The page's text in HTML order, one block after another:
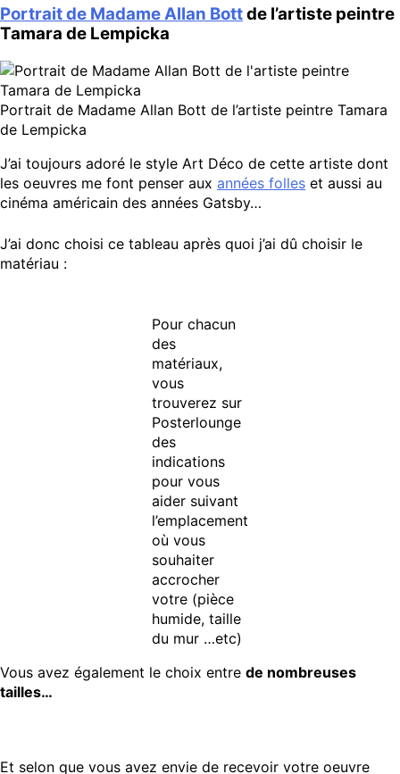
Portrait de Madame Allan Bottde l’artiste peintre
Tamara de Lempicka
Portrait de Madame Allan Bott de l’artiste peintre Tamara
de Lempicka
J’ai toujours adoré le style Art Déco de cette artiste dont
les oeuvres me font penser aux années folles et aussi au
cinéma américain des années Gatsby…
J’ai donc choisi ce tableau après quoi j’ai dû choisir le
matériau :
Pour chacun
des
matériaux,
vous
trouverez sur
Posterlounge
des
indications
pour vous
aider suivant
l’emplacement
où vous
souhaiter
accrocher
votre (pièce
humide, taille
du mur …etc)
Vous avez également le choix entre de nombreuses
tailles…
Et selon que vous avez envie de recevoir votre oeuvre